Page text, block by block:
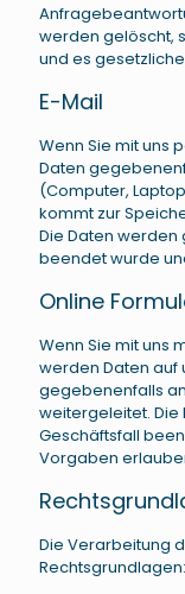
werden gelöscht,
und es
E-Mail
Wenn Sie mit uns
Daten
(Computer,
kommt zur
Die Daten
beendet wurde
Online
Wenn Sie mit uns
werden Daten
gegebenenfalls
weitergeleitet.
Geschäftsfall
Vorgaben
Die Verarbeitung
Rechtsgrundlagen: